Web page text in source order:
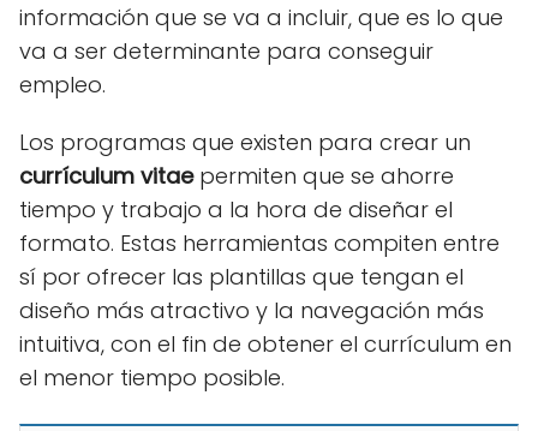
información que se va a incluir, que es lo que
va a ser determinante para conseguir
empleo.
Los programas que existen para crear un
currículum vitaepermiten que se ahorre
tiempo y trabajo a la hora de diseñar el
formato. Estas herramientas compiten entre
sí por ofrecer las plantillas que tengan el
diseño más atractivo y la navegación más
intuitiva, con el fin de obtener el currículum en
el menor tiempo posible.